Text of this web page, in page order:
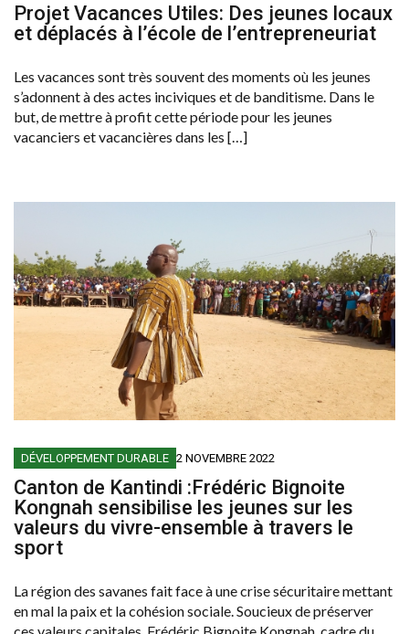
Projet Vacances Utiles: Des jeunes locaux
et déplacés à l’école de l’entrepreneuriat
Les vacances sont très souvent des moments où les jeunes
s’adonnent à des actes inciviques et de banditisme. Dans le
but, de mettre à profit cette période pour les jeunes
vacanciers et vacancières dans les […]
DÉVELOPPEMENT DURABLE 2 NOVEMBRE 2022
Canton de Kantindi :Frédéric Bignoite
Kongnah sensibilise les jeunes sur les
valeurs du vivre-ensemble à travers le
sport
La région des savanes fait face à une crise sécuritaire mettant
en mal la paix et la cohésion sociale. Soucieux de préserver